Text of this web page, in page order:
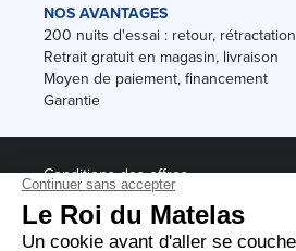
NOS AVANTAGES
200 nuits d'essai : retour, rétractation
Retrait gratuit en magasin, livraison
Moyen de paiement, financement
Garantie
Conditions des offres
Black Friday
Destockage
Soldes